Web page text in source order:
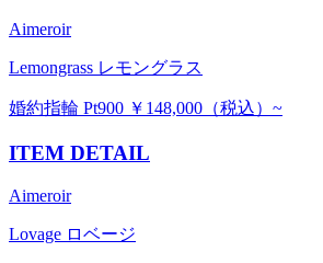
Aimeroir
Lemongrass レモングラス
婚約指輪 Pt900 ￥148,000（税込）~
ITEM DETAIL
Aimeroir
Lovage ロベージ